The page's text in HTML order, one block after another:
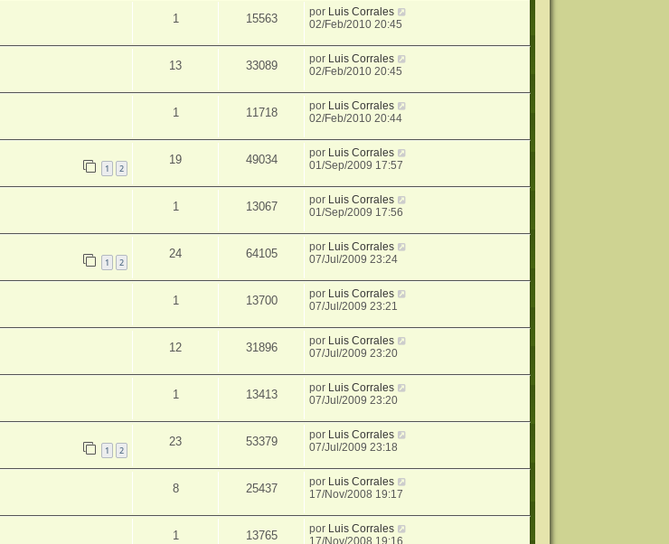
1 15563 por Luis Corrales
02/Feb/2010 20:45
13 33089 por Luis Corrales
02/Feb/2010 20:45
1 11718 por Luis Corrales
02/Feb/2010 20:44
1 2
19 49034 por Luis Corrales
01/Sep/2009 17:57
1 13067 por Luis Corrales
01/Sep/2009 17:56
1 2
24 64105 por Luis Corrales
07/Jul/2009 23:24
1 13700 por Luis Corrales
07/Jul/2009 23:21
12 31896 por Luis Corrales
07/Jul/2009 23:20
1 13413 por Luis Corrales
07/Jul/2009 23:20
1 2
23 53379 por Luis Corrales
07/Jul/2009 23:18
8 25437 por Luis Corrales
17/Nov/2008 19:17
1 13765 por Luis Corrales
17/Nov/2008 19:16